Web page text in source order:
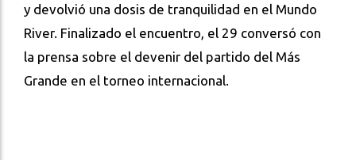
y devolvió una dosis de tranquilidad en el Mundo
River. Finalizado el encuentro, el 29 conversó con
la prensa sobre el devenir del partido del Más
Grande en el torneo internacional.